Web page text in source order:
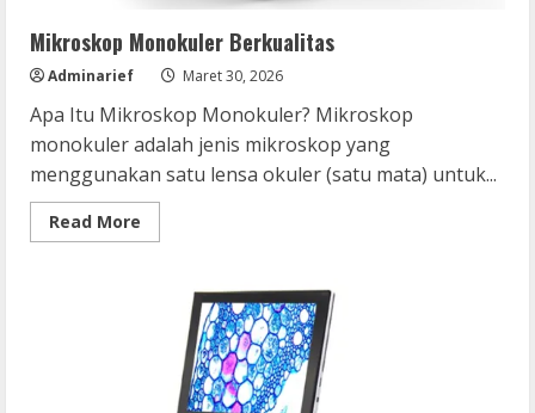
Mikroskop Monokuler Berkualitas
Adminarief Maret 30, 2026
Apa Itu Mikroskop Monokuler? Mikroskop
monokuler adalah jenis mikroskop yang
menggunakan satu lensa okuler (satu mata) untuk...
Read More
more
Monokuler
Berkualitas